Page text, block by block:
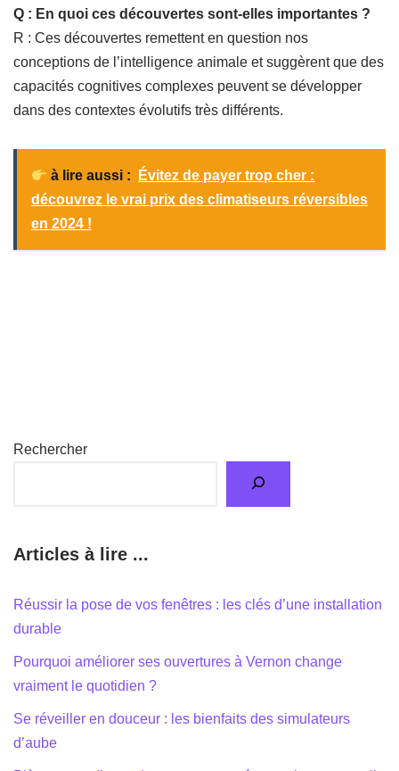
Q : En quoi ces découvertes sont-elles importantes ?
R : Ces découvertes remettent en question nos
conceptions de l’intelligence animale et suggèrent que des
capacités cognitives complexes peuvent se développer
dans des contextes évolutifs très différents.
à lire aussi :
Évitez de payer trop cher :
découvrez le vrai prix des climatiseurs réversibles
en 2024 !
Rechercher
Articles à lire ...
Réussir la pose de vos fenêtres : les clés d’une installation
durable
Pourquoi améliorer ses ouvertures à Vernon change
vraiment le quotidien ?
Se réveiller en douceur : les bienfaits des simulateurs
d’aube